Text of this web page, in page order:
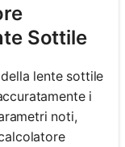
Sottile
lente sottile
i
noti,